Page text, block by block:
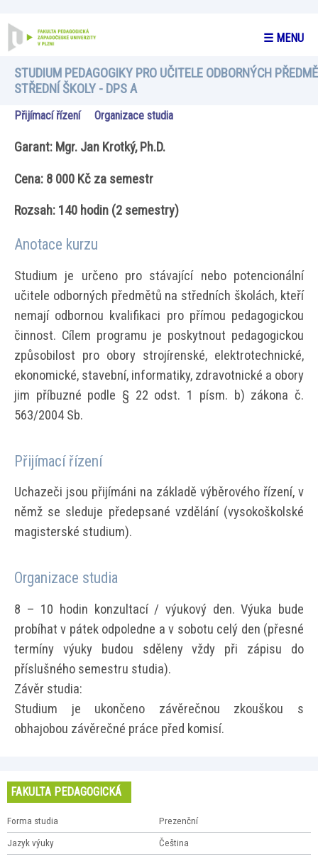
☰ MENU
STUDIUM PEDAGOGIKY PRO UČITELE ODBORNÝCH
STŘEDNÍ ŠKOLY - DPS A
Přijímací řízení Organizace studia
Garant: Mgr. Jan Krotký, Ph.D.
Cena: 8 000 Kč za semestr
Rozsah: 140 hodin (2 semestry)
Anotace kurzu
Studium je určeno pro stávající nebo potencionální
učitele odborných předmětů na středních školách, kteří
nemají odbornou kvalifikaci pro přímou pedagogickou
činnost. Cílem programu je poskytnout pedagogickou
způsobilost pro obory strojírenské, elektrotechnické,
ekonomické, stavební, informatiky, zdravotnické a obory
jim příbuzné podle § 22 odst. 1 písm. b) zákona č.
563/2004 Sb.
Přijímací řízení
Uchazeči jsou přijímáni na základě výběrového řízení, v
němž se sleduje předepsané vzdělání (vysokoškolské
magisterské studium).
Organizace studia
8 – 10 hodin konzultací / výukový den. Výuka bude
probíhat v pátek odpoledne a v sobotu celý den (přesné
termíny výuky budou sděleny vždy při zápisu do
příslušného semestru studia).
Závěr studia:
Studium je ukončeno závěrečnou zkouškou s
obhajobou závěrečné práce před komisí.
FAKULTA PEDAGOGICKÁ
Forma studia Prezenční
Jazyk výuky Čeština